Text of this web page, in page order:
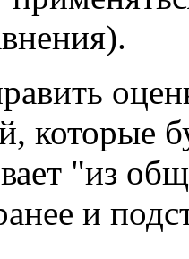
которые
"из
и